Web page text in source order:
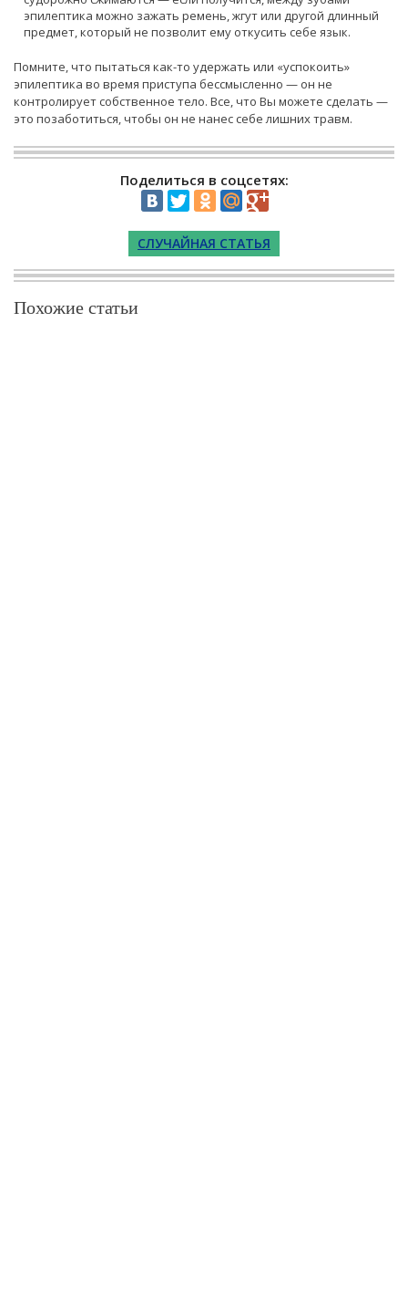
эпилептика можно зажать ремень, жгут или другой длинный
предмет, который не позволит ему откусить себе язык.
Помните, что пытаться как-то удержать или «успокоить»
эпилептика во время приступа бессмысленно — он не
контролирует собственное тело. Все, что Вы можете сделать —
это позаботиться, чтобы он не нанес себе лишних травм.
Поделиться в соцсетях:
СЛУЧАЙНАЯ СТАТЬЯ
Похожие статьи